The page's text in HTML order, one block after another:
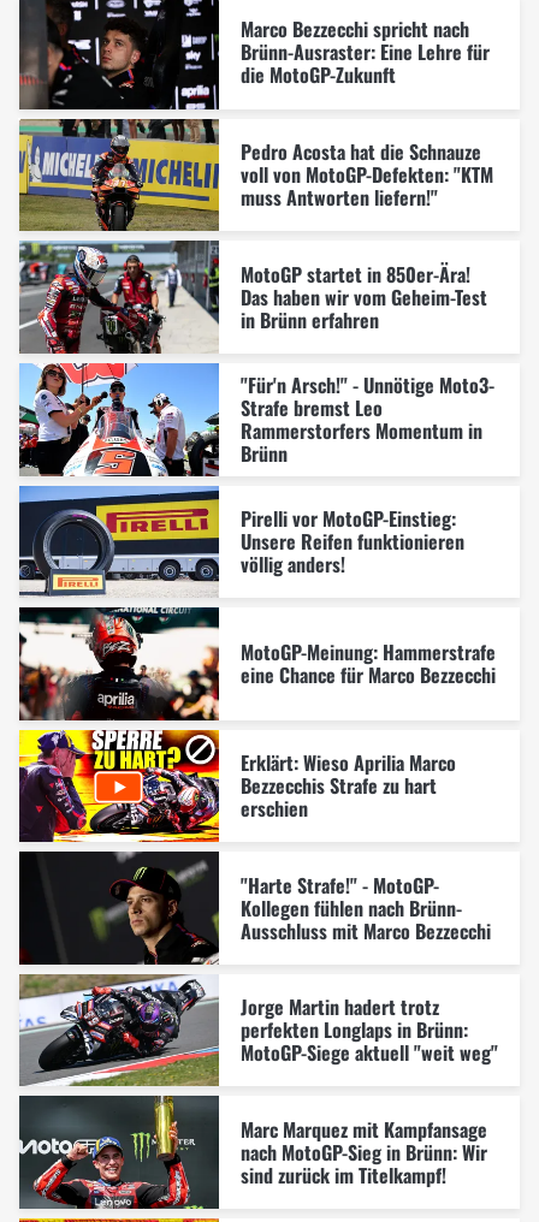
Marco Bezzecchi spricht nach
Brünn-Ausraster: Eine Lehre für
die MotoGP-Zukunft
Pedro Acosta hat die Schnauze
voll von MotoGP-Defekten: "KTM
muss Antworten liefern!"
MotoGP startet in 850er-Ära!
Das haben wir vom Geheim-Test
in Brünn erfahren
"Für'n Arsch!" - Unnötige Moto3-
Strafe bremst Leo
Rammerstorfers Momentum in
Brünn
Pirelli vor MotoGP-Einstieg:
Unsere Reifen funktionieren
völlig anders!
MotoGP-Meinung: Hammerstrafe
eine Chance für Marco Bezzecchi
Erklärt: Wieso Aprilia Marco
Bezzecchis Strafe zu hart
erschien
"Harte Strafe!" - MotoGP-
Kollegen fühlen nach Brünn-
Ausschluss mit Marco Bezzecchi
Jorge Martin hadert trotz
perfekten Longlaps in Brünn:
MotoGP-Siege aktuell "weit weg"
Marc Marquez mit Kampfansage
nach MotoGP-Sieg in Brünn: Wir
sind zurück im Titelkampf!